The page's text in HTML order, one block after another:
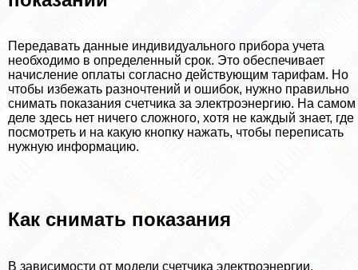
Передавать данные индивидуального прибора учета
необходимо в определенный срок. Это обеспечивает
начисление оплаты согласно действующим тарифам. Но
чтобы избежать разночтений и ошибок, нужно правильно
снимать показания счетчика за электроэнергию. На самом
деле здесь нет ничего сложного, хотя не каждый знает, где
посмотреть и на какую кнопку нажать, чтобы переписать
нужную информацию.
Как снимать показания
В зависимости от модели счетчика электроэнергии,